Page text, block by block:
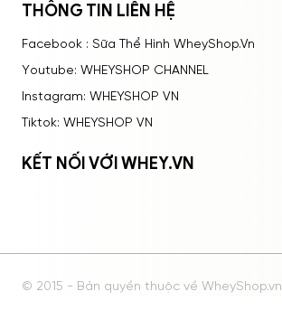
THÔNG TIN LIÊN HỆ
Facebook : Sữa Thể Hình WheyShop.Vn
Youtube: WHEYSHOP CHANNEL
Instagram: WHEYSHOP VN
Tiktok: WHEYSHOP VN
KẾT NỐI VỚI WHEY.VN
© 2015 - Bản quyền thuộc về WheyShop.vn